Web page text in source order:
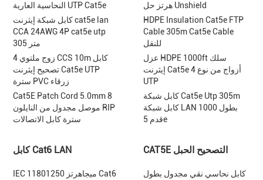
النحاسية العارية UTP Cat5e
كابل شبكة إيثرنت cat5e lan
CCA 24AWG 4P cat5e utp
305 متر
4 زوج ملتوي CCS 10m كابل
تصحيح إيثرنت Cat5e UTP
سترة PVC زرقاء
Cat5E Patch Cord 5.0mm 8
موصل مجدول من النايلون RIP
سترة كابل الاتصالات
هرتز حل Unshield
HDPE Insulation Cat5e FTP
Cable 305m Cat5e Cable
للنقل
عزل HDPE 1000ft سلك
إيثرنت Cat5e 4 أزواج من نوع
UTP
كابل شبكة Cat5e Utp 305m
كابل شبكة LAN بطول 1000
قدم 5e
كابل Cat6 LAN
IEC 11801250 ميجاهرتز Cat6
CAT5E التصحيح الحبل
كابل نحاسي نقي مجدول بطول